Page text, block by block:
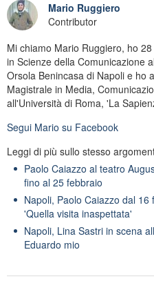
Mario Ruggiero
Contributor
Mi chiamo Mario Ruggiero, ho
in Scienze della Comunicazione
Orsola Benincasa di Napoli e ho
Magistrale in Media,
all'Università di Roma, 'La
Segui Mario su Facebook
Leggi di più sullo stesso
Paolo Caiazzo al teatro
fino al 25 febbraio
Napoli, Paolo Caiazzo dal
'Quella visita inaspettata'
Napoli, Lina Sastri in scena
Eduardo mio